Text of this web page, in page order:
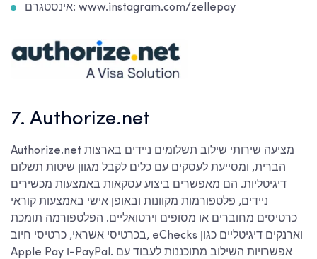
אינסטגרם: www.instagram.com/zellepay
7. Authorize.net
Authorize.net מציעה שירותי שילוב תשלומים ניידים בארצות
הברית, ומסייעת לעסקים עם כלים לקבל מגוון שיטות תשלום
דיגיטליות. הם מאפשרים ביצוע עסקאות באמצעות מכשירים
ניידים, פלטפורמות מקוונות ובאופן אישי באמצעות קוראי
כרטיסים מחוברים או מסופים וירטואליים. הפלטפורמה תומכת
בכרטיסי אשראי, כרטיסי חיוב, eChecks וארנקים דיגיטליים כגון
Apple Pay ו-PayPal. אפשרויות השילוב מתוכננות לעבוד עם